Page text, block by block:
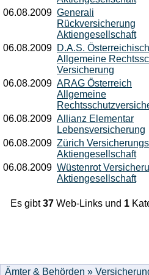
06.08.2009 Generali
Rückversicherung
Aktiengesellschaft
06.08.2009 D.A.S.
Allgemeine
Versicherung
06.08.2009 ARAG Österreich
Allgemeine
06.08.2009 Allianz Elementar
Lebensversicherung
06.08.2009 Zürich
Aktiengesellschaft
06.08.2009 Wüstenrot
Aktiengesellschaft
Es gibt37 Web-Links und 1